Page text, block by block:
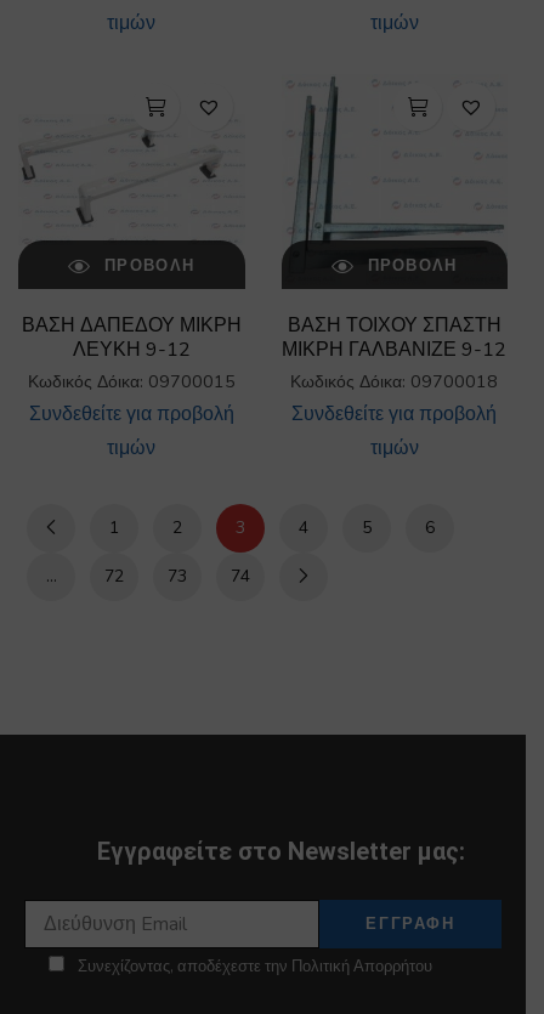
τιμών
τιμών
ΠΡΟΒΟΛΉ
ΒΑΣΗ ΔΑΠΕΔΟΥ ΜΙΚΡΗ
ΛΕΥΚΗ 9-12
Κωδικός Δόικα: 09700015
Συνδεθείτε για προβολή
τιμών
ΠΡΟΒΟΛΉ
ΒΑΣΗ ΤΟΙΧΟΥ ΣΠΑΣΤΗ
ΜΙΚΡΗ ΓΑΛΒΑΝΙΖΕ 9-12
Κωδικός Δόικα: 09700018
Συνδεθείτε για προβολή
τιμών
1 2 3 4 5 6
… 72 73 74
Εγγραφείτε στο Newsletter μας:
Συνεχίζοντας, αποδέχεστε την Πολιτική Απορρήτου